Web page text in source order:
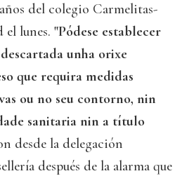
del colegio Carmelitas-
el lunes. "Pódese establecer
unha orixe
que requira medidas
ou no seu contorno, nin
sanitaria nin a título
desde la delegación
después de la alarma que